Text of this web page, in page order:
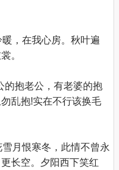
，在我心房。秋叶遍
。
的抱老公，有老婆的抱
乱抱!实在不行该换毛
月恨寒冬，此情不曾永
长空。夕阳西下笑红